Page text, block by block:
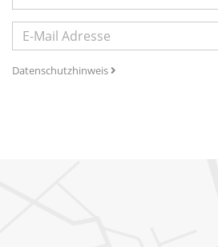
Datenschutzhinweis